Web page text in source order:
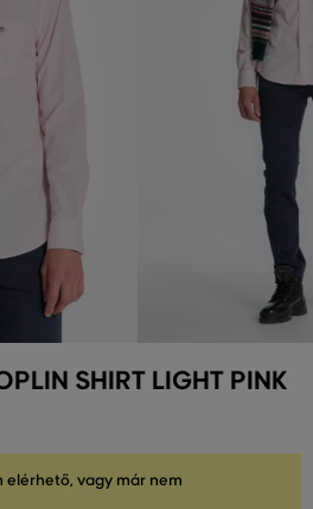
SHIRT LIGHT PINK
elérhető, vagy már nem